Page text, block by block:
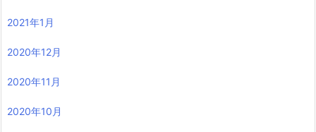
2021年1月
2020年12月
2020年11月
2020年10月